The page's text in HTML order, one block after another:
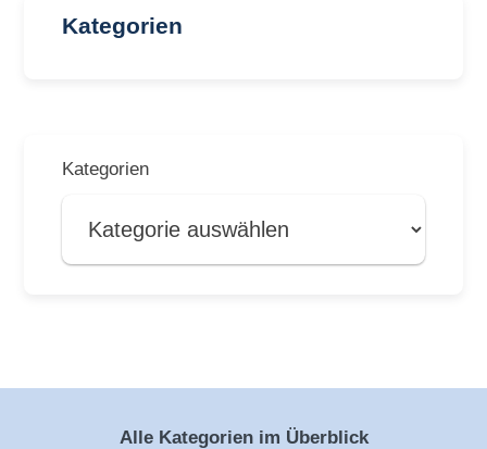
Kategorien
Kategorien
Alle Kategorien im Überblick